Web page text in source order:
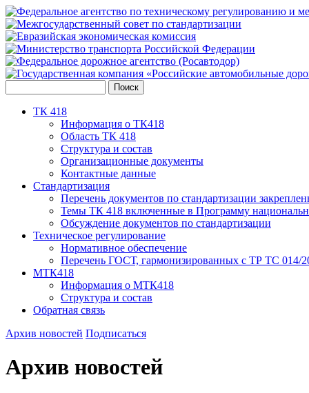
ТК 418
Информация о ТК418
Область ТК 418
Структура и состав
Организационные документы
Контактные данные
Стандартизация
Перечень документов по стандартизации
Темы ТК 418 включенные в Программу
Обсуждение документов по стандартизации
Техническое регулирование
Нормативное обеспечение
Перечень ГОСТ, гармонизированных с ТР ТС 014/
МТК418
Информация о МТК418
Структура и состав
Обратная связь
Архив новостей Подписаться
Архив новостей